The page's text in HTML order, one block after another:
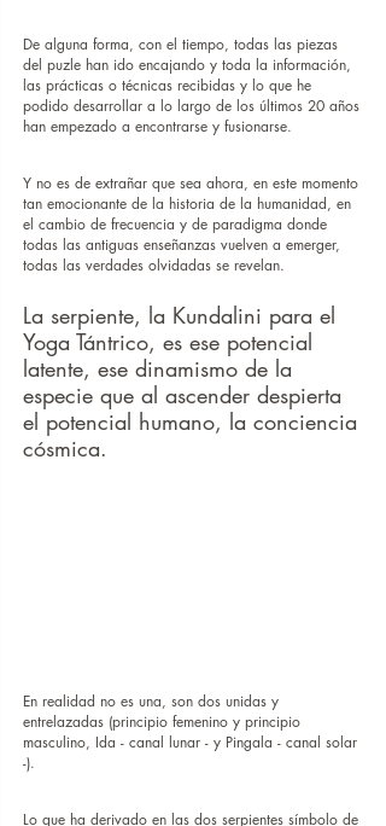
De alguna forma, con el tiempo, todas las piezas
del puzle han ido encajando y toda la información,
las prácticas o técnicas recibidas y lo que he
podido desarrollar a lo largo de los últimos 20 años
han empezado a encontrarse y fusionarse.
Y no es de extrañar que sea ahora, en este momento
tan emocionante de la historia de la humanidad, en
el cambio de frecuencia y de paradigma donde
todas las antiguas enseñanzas vuelven a emerger,
todas las verdades olvidadas se revelan.
La serpiente, la Kundalini para el
Yoga Tántrico, es ese potencial
latente, ese dinamismo de la
especie que al ascender despierta
el potencial humano, la conciencia
cósmica.
En realidad no es una, son dos unidas y
entrelazadas (principio femenino y principio
masculino, Ida - canal lunar - y Pingala - canal solar
-).
Lo que ha derivado en las dos serpientes símbolo de